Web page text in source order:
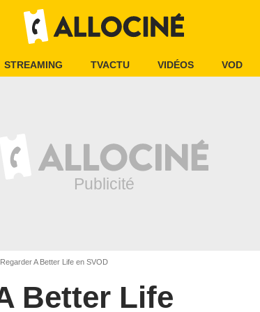
STREAMING TVACTU VIDÉOS VOD
Regarder A Better Life en SVOD
Better Life